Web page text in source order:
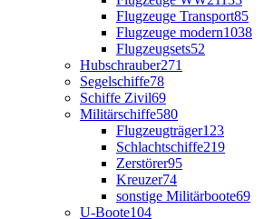
Flugzeuge Transport85
Flugzeuge modern1038
Flugzeugsets52
Hubschrauber271
Segelschiffe78
Schiffe Zivil69
Militärschiffe580
Flugzeugträger123
Schlachtschiffe219
Zerstörer95
Kreuzer74
sonstige Militärboote69
U-Boote104